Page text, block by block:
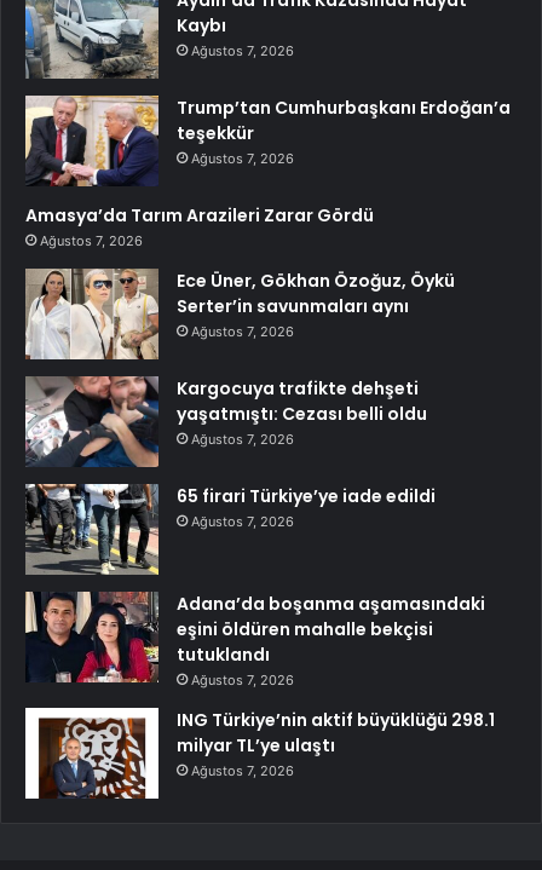
Kaybı
Ağustos 7, 2026
Trump’tan Cumhurbaşkanı Erdoğan’a
teşekkür
Ağustos 7, 2026
Amasya’da Tarım Arazileri Zarar Gördü
Ağustos 7, 2026
Ece Üner, Gökhan Özoğuz, Öykü
Serter’in savunmaları aynı
Ağustos 7, 2026
Kargocuya trafikte dehşeti
yaşatmıştı: Cezası belli oldu
Ağustos 7, 2026
65 firari Türkiye’ye iade edildi
Ağustos 7, 2026
Adana’da boşanma aşamasındaki
eşini öldüren mahalle bekçisi
tutuklandı
Ağustos 7, 2026
ING Türkiye’nin aktif büyüklüğü 298.1
milyar TL’ye ulaştı
Ağustos 7, 2026